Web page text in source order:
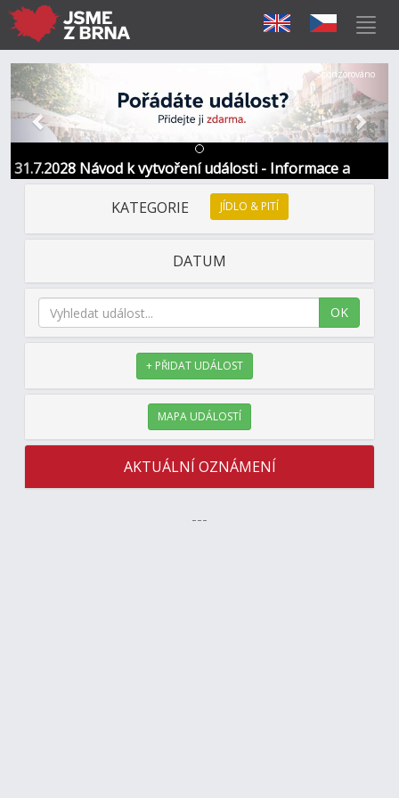
31.7.2028 Návod k vytvoření události - Informace a
kontakt
Předchozí Další
Sponzorováno
KATEGORIE JÍDLO & PITÍ
DATUM
OK
+ PŘIDAT UDÁLOST
MAPA UDÁLOSTÍ
AKTUÁLNÍ OZNÁMENÍ
---